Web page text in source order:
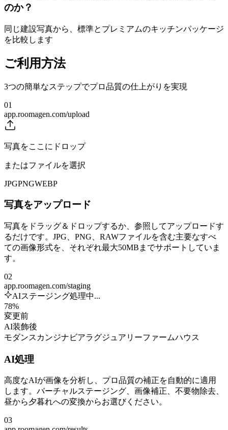
のか？
同じ建設写真から、標準とプレミアムのキッチンパッケージ
を比較します
ご利用方法
3つの簡単なステップでプロ品質の仕上がりを実現
01
app.roomagen.com/upload
写真をここにドロップ
またはファイルを選択
JPGPNGWEBP
写真をアップロード
写真をドラッグ＆ドロップするか、参照してアップロードす
るだけです。JPG、PNG、RAWファイルを含む主要なすべ
ての画像形式を、それぞれ最大50MBまでサポートしていま
す。
02
app.roomagen.com/staging
AIステージング処理中...
78%
変更前
AI装飾後
モダンスカンジナビアラグジュアリーファームハウス
AI処理
高度なAIが画像を分析し、プロ品質の補正を自動的に適用
します。バーチャルステージング、画像補正、不要物除去、
昼から夕暮れへの変換からお選びください。
03